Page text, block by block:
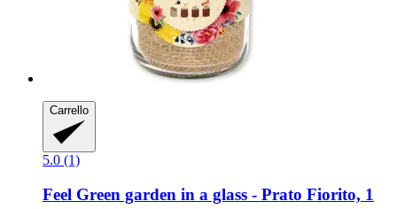
Carrello
5.0 (1)
Feel Green garden in a glass -​ Prato Fiorito, 1